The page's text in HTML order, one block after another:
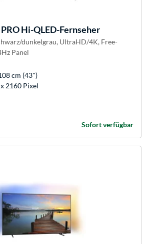
PRO Hi-QLED-Fernseher
dunkelgrau, UltraHD/4K, Free-
Panel
cm (43")
2160 Pixel
Sofort verfügbar